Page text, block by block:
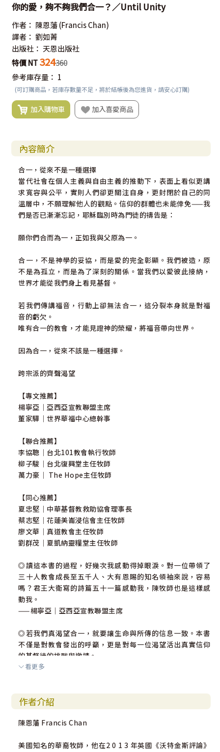
你的愛，夠不夠我們合一？／Until Unity
作者： 陳恩藩 (Francis Chan)
譯者： 劉如菁
出版社： 天恩出版社
特價 NT 324360
參考庫存量： 1
(可訂購商品，若庫存數量不足，將於結帳後為您進貨，請安心訂購)
加入購物車 加入喜愛商品
內容簡介
合一，從來不是一種選擇
當代社會在個人主義與自由主義的推動下，表面上看似更講
求寬容與公平，實則人們卻更關注自身，更封閉於自己的同
溫層中，不願理解他人的觀點。信仰的群體也未能倖免——我
們是否已漸漸忘記，耶穌臨別時為門徒的禱告是：
願你們合而為一，正如我與父原為一。
合一，不是神學的妥協，而是愛的完全彰顯。我們被造，原
不是為孤立，而是為了深刻的關係。當我們以愛彼此接納，
世界才能從我們身上看見基督。
若我們傳講福音，行動上卻無法合一，這分裂本身就是對福
音的虧欠。
唯有合一的教會，才能見證神的榮耀，將福音帶向世界。
因為合一，從來不該是一種選擇。
跨宗派的齊聲渴望
【專文推薦】
楊寧亞｜亞西亞宣教聯盟主席
董家驊｜世界華福中心總幹事
【聯合推薦】
李協聰｜台北101教會執行牧師
柳子駿｜台北復興堂主任牧師
萬力豪｜ The Hope主任牧師
【同心推薦】
夏忠堅｜中華基督教救助協會理事長
蔡志堅｜花蓮美崙浸信會主任牧師
廖文華｜真道教會主任牧師
劉群茂｜夏凱納靈糧堂主任牧師
◎讀這本書的過程，好幾次我感動得掉眼淚。對一位帶領了
三十人教會成長至五千人、大有恩賜的知名領袖來說，容易
嗎？君王大衛寫的詩篇五十一篇感動我，陳牧師也是這樣感
動我。
——楊寧亞｜亞西亞宣教聯盟主席
◎若我們真渴望合一，就要讓生命與所傳的信息一致。本書
不僅是對教會發出的呼籲，更是對每一位渴望活出真實信仰
的基督徒的挑戰與邀請。
——董家驊｜世界華福中心總幹事
我們認真看待聖經的命令：「看別人比自己強。」
——萬力豪｜The Hope主任牧師
悔改、不先活出基督的教導，教會永遠學不會這個重要的功
看更多
作者介紹
陳恩藩 Francis Chan
美國知名的華裔牧師，他在2 0 1 3 年英國《沃特金斯評論》